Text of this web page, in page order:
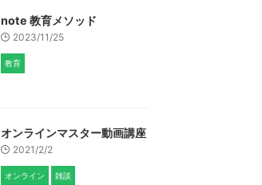
note 教育メソッド
2023/11/25
教育
オンラインマスター動画講座
2021/2/2
オンライン 雑談